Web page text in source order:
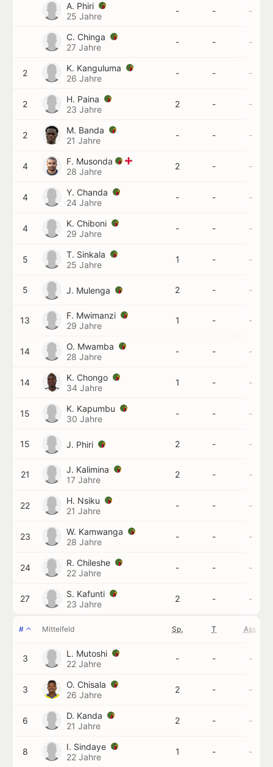
A. Phiri
25 Jahre
- - -
C. Chinga
27 Jahre
- - -
2
K. Kanguluma
26 Jahre
- - -
2
H. Paina
23 Jahre
2 - -
2
M. Banda
21 Jahre
- - -
4
F. Musonda
28 Jahre
2 - -
4
Y. Chanda
24 Jahre
- - -
4
K. Chiboni
29 Jahre
- - -
5
T. Sinkala
25 Jahre
1 - -
5 J. Mulenga 2 - -
13
F. Mwimanzi
29 Jahre
1 - -
14
O. Mwamba
28 Jahre
- - -
14
K. Chongo
34 Jahre
1 - -
15
K. Kapumbu
30 Jahre
- - -
15 J. Phiri 2 - -
21
J. Kalimina
17 Jahre
2 - -
22
H. Nsiku
21 Jahre
- - -
23
W. Kamwanga
28 Jahre
- - -
24
R. Chileshe
22 Jahre
- - -
27
S. Kafunti
23 Jahre
2 - -
# Mittelfeld Sp. T Ass.
3
L. Mutoshi
22 Jahre
- - -
3
O. Chisala
26 Jahre
2 - -
6
D. Kanda
21 Jahre
2 - -
8
I. Sindaye
22 Jahre
1 - -